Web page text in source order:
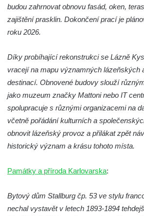
Vrskmaň
Fara u kostela svaté Kateřiny
ve Sloupu v Čechách
Viniční dům Kartuziánský lis v Mělníku
Barokní sýpka v Brníkově
Budova kampeličky v Podbradci
Bývalá železniční stanice Horní Jiřetín
Dům čp. 3 na Mírovém náměstí v
Postoloprtech
2119 v Tylově ulici v Litvínově
Litvínově
Textilní továrna v Šumné-Litvínově
budou zahrnovat obnovu fasád, oken,
zajištění prasklin. Dokončení prací je
roku 2026.
Díky probíhající rekonstrukci se Lázně
vracejí na mapu významných lázeňských
destinací. Obnovené budovy slouží
jako muzeum značky Mattoni nebo IT
spolupracuje s různými organizacemi na
včetně pořádání kulturních a
obnovit lázeňský provoz a přilákat zpět
historický význam a krásu tohoto místa.
Památky a příroda Karlovarska:
Bytový dům Stallburg čp. 53 ve stylu
nechal vystavět v letech 1893-1894